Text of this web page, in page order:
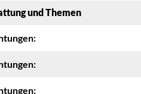
und Themen